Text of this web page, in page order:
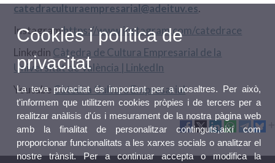
catedraculturaempresarial@adeituv.es.
Instagramhttps://www.instagram.com/catedrace
Linkedin Càtedra de Cultura Empresarial de la
Universitat de València | LinkedIn
Youtube Càtedra Cultura Empresarial
Cookies i política de
privacitat
La teva privacitat és important per a nosaltres. Per això,
t'informem que utilitzem cookies pròpies i de tercers per a
realitzar anàlisis d'ús i mesurament de la nostra pàgina web
amb la finalitat de personalitzar continguts,així com
proporcionar funcionalitats a les xarxes socials o analitzar el
nostre trànsit. Per a continuar accepta o modifica la